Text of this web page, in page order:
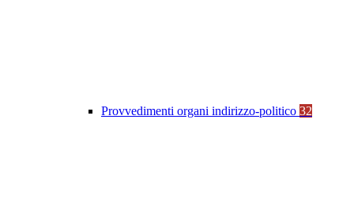
Provvedimenti organi indirizzo-politico 32